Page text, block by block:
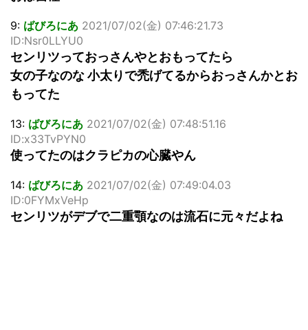
9: ばびろにあ 2021/07/02(金) 07:46:21.73
ID:Nsr0LLYU0
センリツっておっさんやとおもってたら
女の子なのな 小太りで禿げてるからおっさんかとお
もってた
13: ばびろにあ 2021/07/02(金) 07:48:51.16
ID:x33TvPYN0
使ってたのはクラピカの心臓やん
14: ばびろにあ 2021/07/02(金) 07:49:04.03
ID:0FYMxVeHp
センリツがデブで二重顎なのは流石に元々だよね